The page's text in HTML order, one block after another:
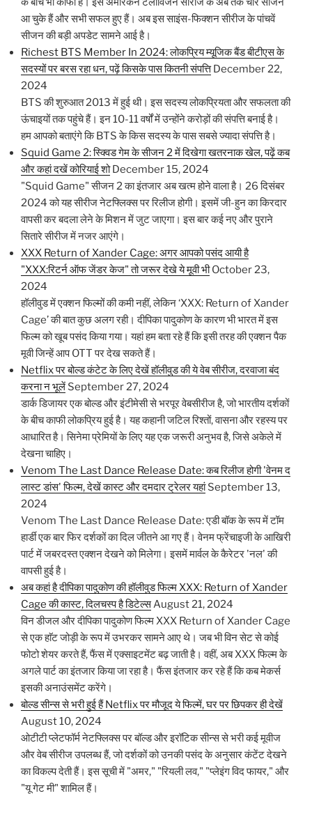
आ चुके हैं और सभी सफल हुए हैं। अब इस साइंस-फिक्शन सीरीज के पांचवें
सीजन की बड़ी अपडेट सामने आई है।
Richest BTS Member In 2024: लोकप्रिय म्यूजिक बैंड बीटीएस के
सदस्यों पर बरस रहा धन, पढ़ें किसके पास कितनी संपत्ति December 22,
2024
BTS की शुरुआत 2013 में हुई थी। इस सदस्य लोकप्रियता और सफलता की
ऊंचाइयों तक पहुंचे हैं। इन 10-11 वर्षों में उन्होंने करोड़ों की संपत्ति बनाई है।
हम आपको बताएंगे कि BTS के किस सदस्य के पास सबसे ज्यादा संपत्ति है।
Squid Game 2: स्क्विड गेम के सीजन 2 में दिखेगा खतरनाक खेल, पढ़ें कब
और कहां दखें कोरियाई शो December 15, 2024
"Squid Game" सीजन 2 का इंतजार अब खत्म होने वाला है। 26 दिसंबर
2024 को यह सीरीज नेटफ्लिक्स पर रिलीज होगी। इसमें जी-हुन का किरदार
वापसी कर बदला लेने के मिशन में जुट जाएगा। इस बार कई नए और पुराने
सितारे सीरीज में नजर आएंगे।
XXX Return of Xander Cage: अगर आपको पसंद आयी है
"XXX:रिटर्न ऑफ जेंडर केज" तो जरूर देखे ये मूवी भी October 23,
2024
हॉलीवुड में एक्शन फिल्मों की कमी नहीं, लेकिन ‘XXX: Return of Xander
Cage’ की बात कुछ अलग रही। दीपिका पादुकोण के कारण भी भारत में इस
फिल्म को खूब पसंद किया गया। यहां हम बता रहे हैं कि इसी तरह की एक्शन पैक
मूवी जिन्हें आप OTT पर देख सकते हैं।
Netflix पर बोल्ड कंटेट के लिए देखें हॉलीवुड की ये वेब सीरीज, दरवाजा बंद
करना न भूलें September 27, 2024
डार्क डिजायर एक बोल्ड और इंटीमेसी से भरपूर वेबसीरीज है, जो भारतीय दर्शकों
के बीच काफी लोकप्रिय हुई है। यह कहानी जटिल रिश्तों, वासना और रहस्य पर
आधारित है। सिनेमा प्रेमियों के लिए यह एक जरूरी अनुभव है, जिसे अकेले में
देखना चाहिए।
Venom The Last Dance Release Date: कब रिलीज होगी 'वेनम द
लास्ट डांस' फिल्म, देखें कास्ट और दमदार ट्रेलर यहां September 13,
2024
Venom The Last Dance Release Date: एडी बॉक के रूप में टॉम
हार्डी एक बार फिर दर्शकों का दिल जीतने आ गए हैं। वेनम फ्रेंचाइजी के आखिरी
पार्ट में जबरदस्त एक्शन देखने को मिलेगा। इसमें मार्वल के कैरेटर 'नल' की
वापसी हुई है।
अब कहां है दीपिका पादुकोण की हॉलीवुड फिल्म XXX: Return of Xander
Cage की कास्ट, दिलचस्प है डिटेल्सAugust 21, 2024
विन डीजल और दीपिका पादुकोण फिल्म XXX Return of Xander Cage
से एक हाॅट जोड़ी के रूप में उभरकर सामने आए थे। जब भी विन सेट से कोई
फोटो शेयर करते हैं, फैंस में एक्साइटमेंट बढ़ जाती है। वहीं, अब XXX फिल्म के
अगले पार्ट का इंतजार किया जा रहा है। फैंस इंतजार कर रहे हैं कि कब मेकर्स
इसकी अनाउंसमेंट करेंगे।
बोल्ड सीन्स से भरी हुई हैं Netflix पर मौजूद ये फिल्में, घर पर छिपकर ही देखें
August 10, 2024
ओटीटी प्लेटफॉर्म नेटफ्लिक्स पर बॉल्ड और इरॉटिक सीन्स से भरी कई मूवीज
और वेब सीरीज उपलब्ध हैं, जो दर्शकों को उनकी पसंद के अनुसार कंटेंट देखने
का विकल्प देती हैं। इस सूची में "अमर," "रियली लव," "प्लेइंग विद फायर," और
"यू गेट मी" शामिल हैं।